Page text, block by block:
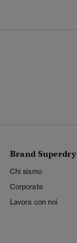
Brand Superdry
Chi siamo
Corporate
Lavora con noi